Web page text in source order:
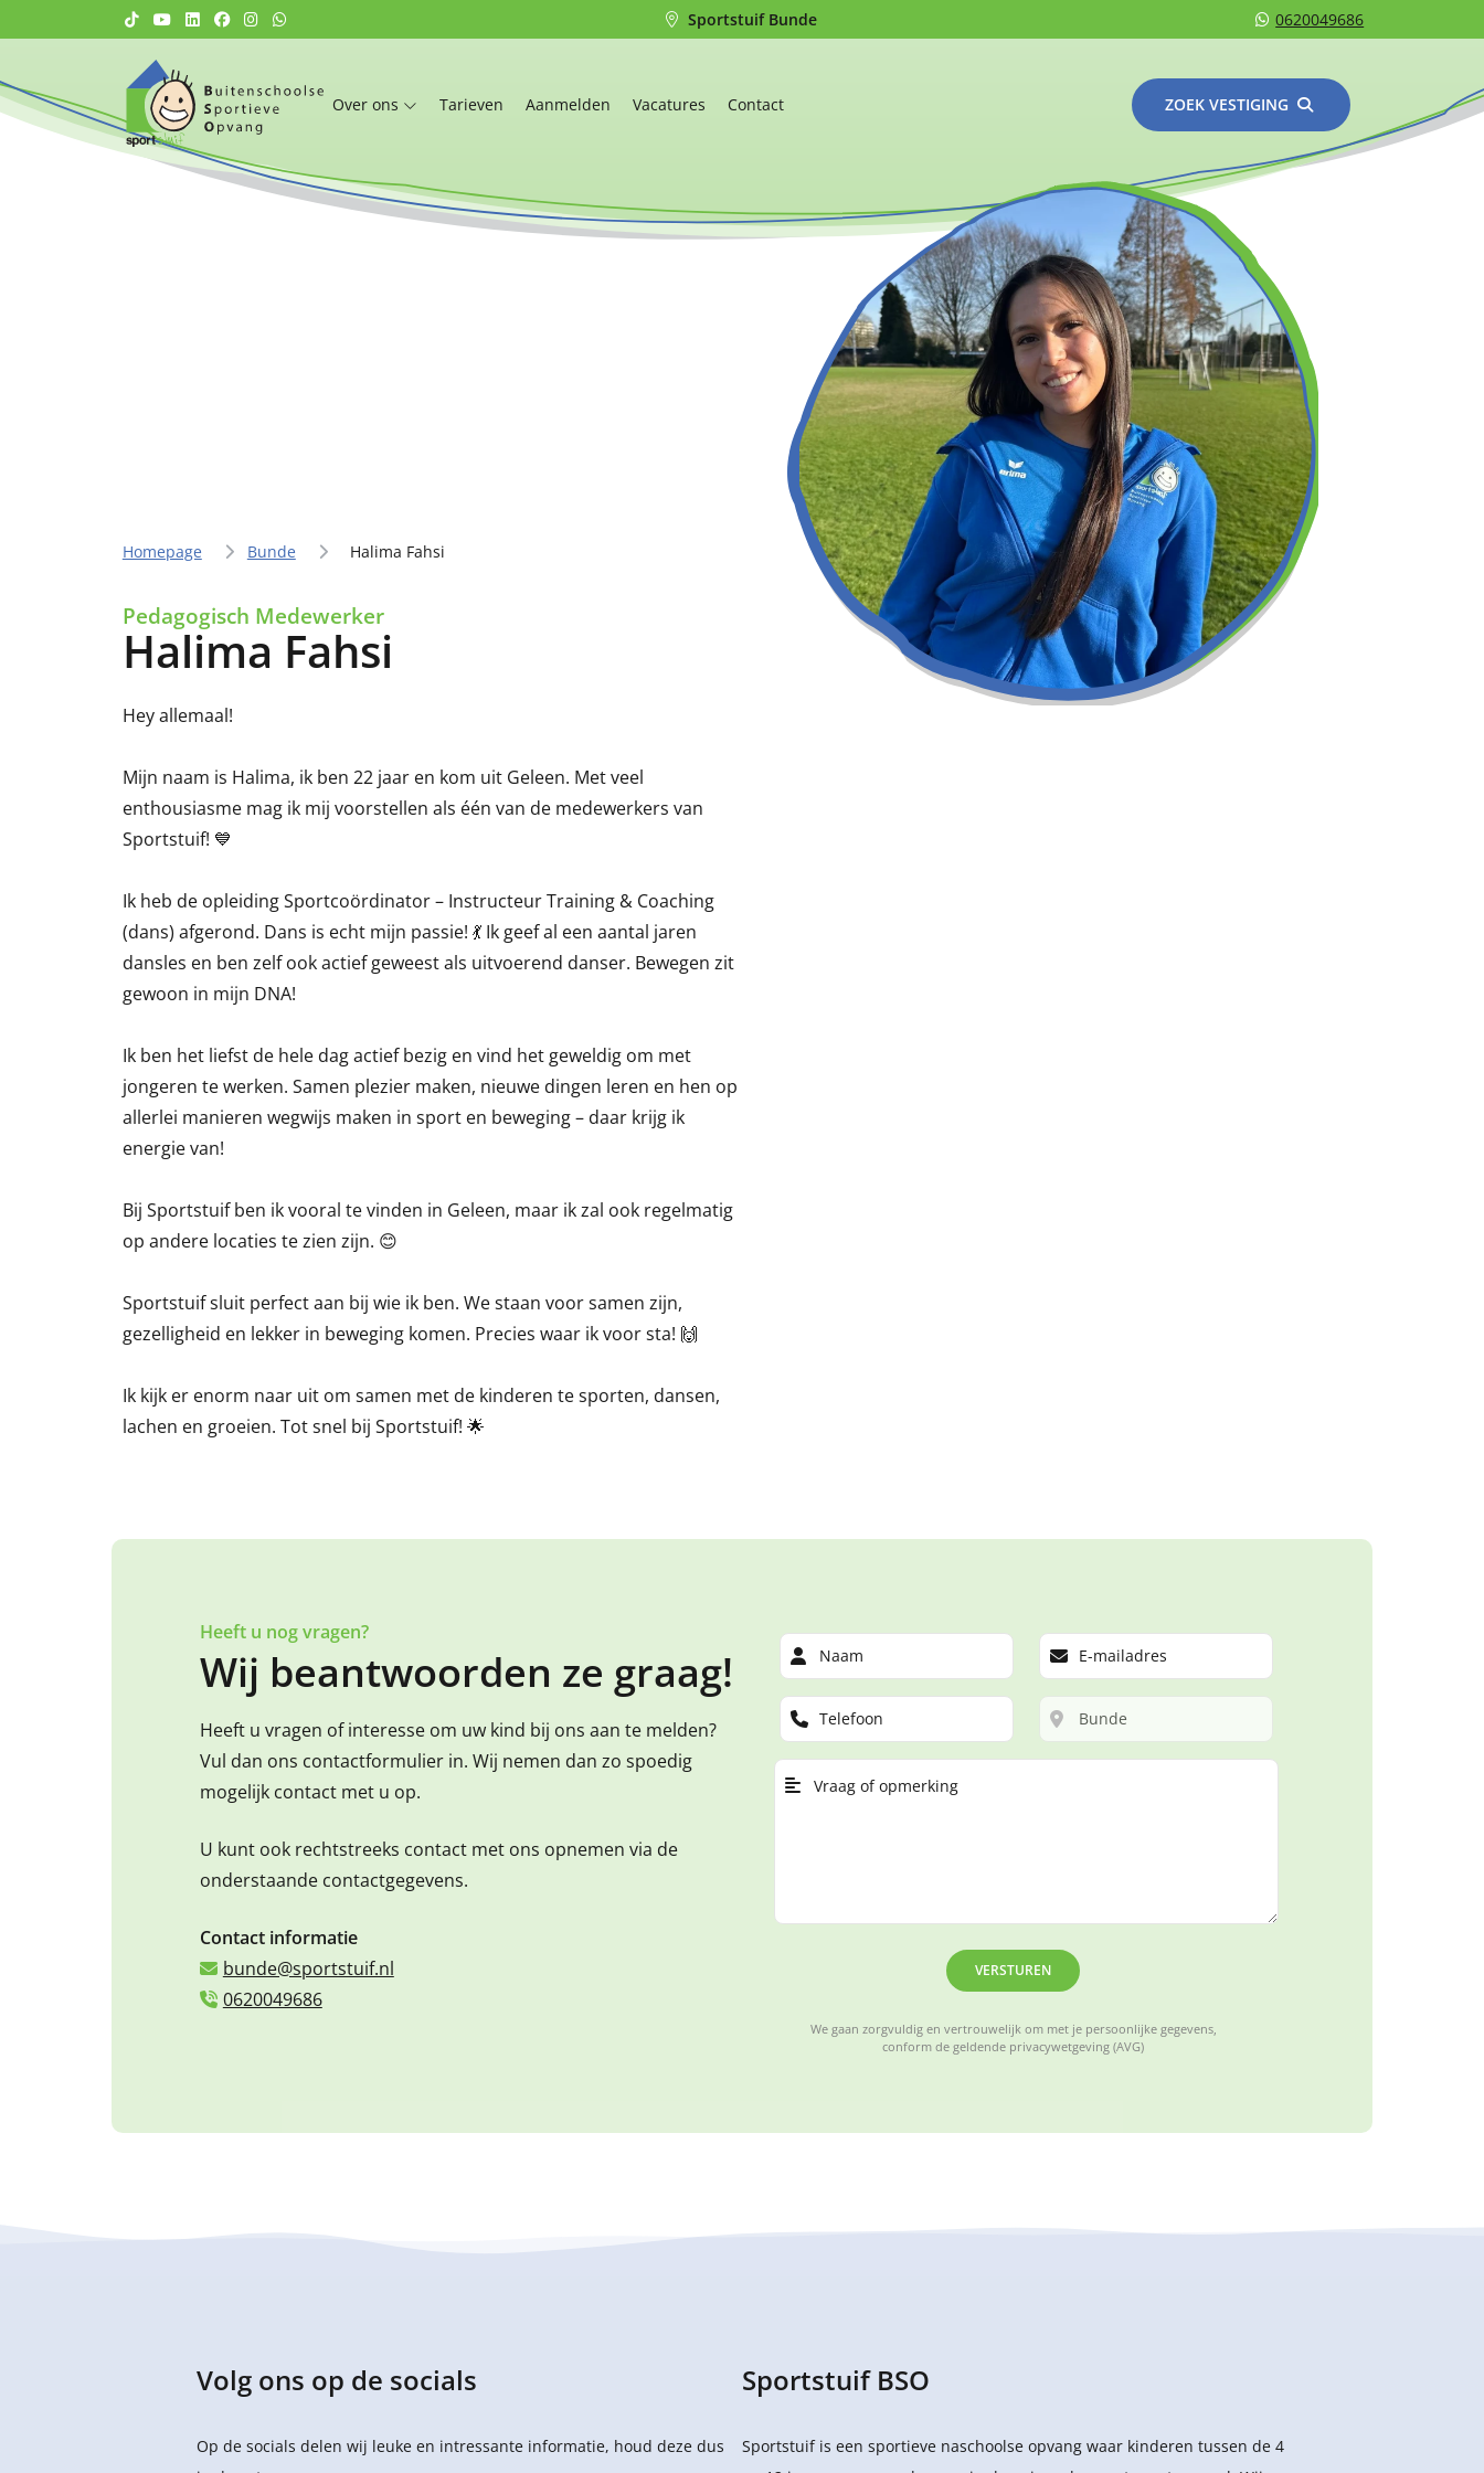
Sportstuif Bunde 0620049686
Over ons Tarieven Aanmelden Vacatures Contact ZOEK VESTIGING
Homepage Bunde Halima Fahsi
Pedagogisch Medewerker
Halima Fahsi
Hey allemaal!
Mijn naam is Halima, ik ben 22 jaar en kom uit Geleen. Met veel
enthousiasme mag ik mij voorstellen als één van de medewerkers van
Sportstuif! 💙
Ik heb de opleiding Sportcoördinator – Instructeur Training & Coaching
(dans) afgerond. Dans is echt mijn passie! 💃 Ik geef al een aantal jaren
dansles en ben zelf ook actief geweest als uitvoerend danser. Bewegen zit
gewoon in mijn DNA!
Ik ben het liefst de hele dag actief bezig en vind het geweldig om met
jongeren te werken. Samen plezier maken, nieuwe dingen leren en hen op
allerlei manieren wegwijs maken in sport en beweging – daar krijg ik
energie van!
Bij Sportstuif ben ik vooral te vinden in Geleen, maar ik zal ook regelmatig
op andere locaties te zien zijn. 😊
Sportstuif sluit perfect aan bij wie ik ben. We staan voor samen zijn,
gezelligheid en lekker in beweging komen. Precies waar ik voor sta! 🙌
Ik kijk er enorm naar uit om samen met de kinderen te sporten, dansen,
lachen en groeien. Tot snel bij Sportstuif! 🌟
Heeft u nog vragen?
Wij beantwoorden ze graag!
Heeft u vragen of interesse om uw kind bij ons aan te melden?
Vul dan ons contactformulier in. Wij nemen dan zo spoedig
mogelijk contact met u op.
U kunt ook rechtstreeks contact met ons opnemen via de
onderstaande contactgegevens.
Contact informatie
bunde@sportstuif.nl
0620049686
VERSTUREN
We gaan zorgvuldig en vertrouwelijk om met je persoonlijke gegevens,
conform de geldende privacywetgeving (AVG)
Volg ons op de socials
Op de socials delen wij leuke en intressante informatie, houd deze dus
Sportstuif BSO
Sportstuif is een sportieve naschoolse opvang waar kinderen tussen de 4